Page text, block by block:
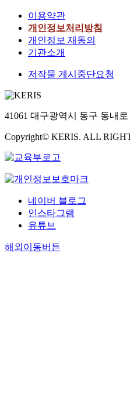
이용약관
개인정보처리방침
개인정보 재동의
기관소개
저작물 게시중단요청
41061 대구광역시 동구 동내
Copyright© KERIS. ALL
네이버 블로그
인스타그램
유튜브
해외이동버튼